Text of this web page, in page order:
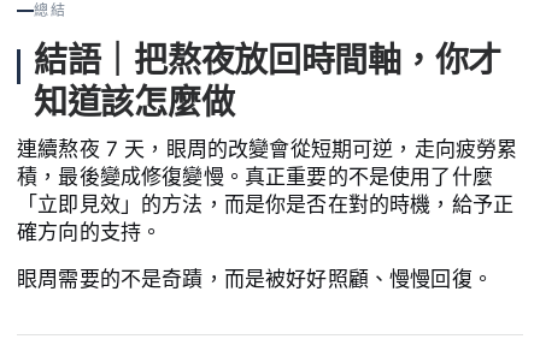
總結
結語｜把熬夜放回時間軸，你才
知道該怎麼做
連續熬夜 7 天，眼周的改變會從短期可逆，走向疲勞累
積，最後變成修復變慢。真正重要的不是使用了什麼
「立即見效」的方法，而是你是否在對的時機，給予正
確方向的支持。
眼周需要的不是奇蹟，而是被好好照顧、慢慢回復。